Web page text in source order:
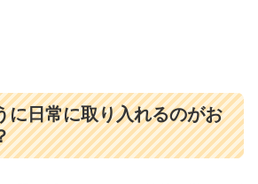
に日常に取り入れるのがお